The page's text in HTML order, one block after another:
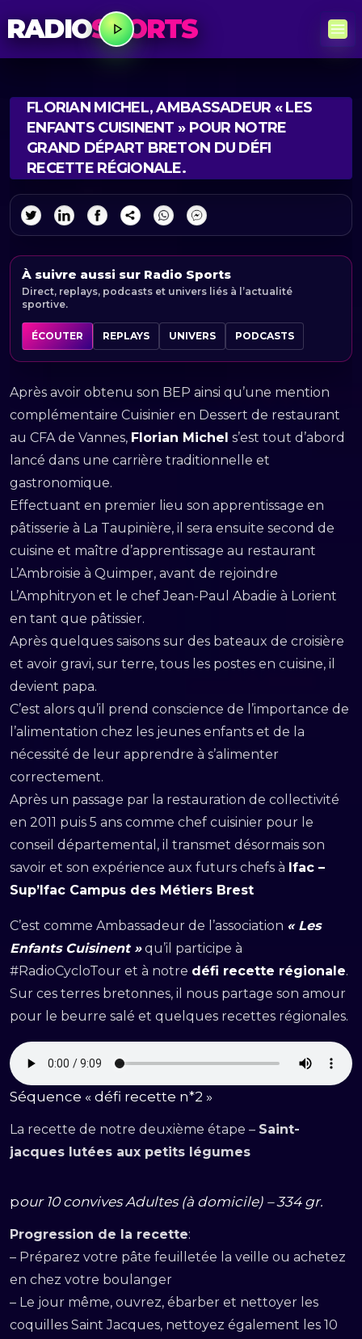
RADIOSPORTS
FLORIAN MICHEL, AMBASSADEUR « LES
ENFANTS CUISINENT » POUR NOTRE
GRAND DÉPART BRETON DU DÉFI
RECETTE RÉGIONALE.
À suivre aussi sur Radio Sports
Direct, replays, podcasts et univers liés à l’actualité
sportive.
ÉCOUTER REPLAYS UNIVERS PODCASTS
Après avoir obtenu son BEP ainsi qu’une mention
complémentaire Cuisinier en Dessert de restaurant
au CFA de Vannes, Florian Michel s’est tout d’abord
lancé dans une carrière traditionnelle et
gastronomique.
Effectuant en premier lieu son apprentissage en
pâtisserie à La Taupinière, il sera ensuite second de
cuisine et maître d’apprentissage au restaurant
L’Ambroisie à Quimper, avant de rejoindre
L’Amphitryon et le chef Jean-Paul Abadie à Lorient
en tant que pâtissier.
Après quelques saisons sur des bateaux de croisière
et avoir gravi, sur terre, tous les postes en cuisine, il
devient papa.
C’est alors qu’il prend conscience de l’importance de
l’alimentation chez les jeunes enfants et de la
nécessité de leur apprendre à s’alimenter
correctement.
Après un passage par la restauration de collectivité
en 2011 puis 5 ans comme chef cuisinier pour le
conseil départemental, il transmet désormais son
savoir et son expérience aux futurs chefs à Ifac –
Sup’Ifac Campus des Métiers Brest
C’est comme Ambassadeur de l’association « Les
Enfants Cuisinent »qu’il participe à
#RadioCycloTour et à notre défi recette régionale.
Sur ces terres bretonnes, il nous partage son amour
pour le beurre salé et quelques recettes régionales.
Séquence « défi recette n*2 »
La recette de notre deuxième étape – Saint-
jacques lutées aux petits légumes
pour 10 convives Adultes (à domicile) – 334 gr.
Progression de la recette:
– Préparez votre pâte feuilletée la veille ou achetez
en chez votre boulanger
– Le jour même, ouvrez, ébarber et nettoyer les
coquilles Saint Jacques, nettoyez également les 10